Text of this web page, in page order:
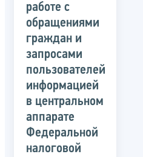
работе с
обращениями
граждан и
запросами
пользователей
информацией
в центральном
аппарате
Федеральной
налоговой